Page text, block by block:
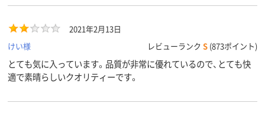
ず、この点だけは本当に使い勝手最悪です。引き出しの取っ手とい
普通ではないかと毎回残念に思います。
2021年2月13日
けい様
レビューランク S (873ポイント)
とても気に入っています。品質が非常に優れているので、とても快
適で素晴らしいクオリティーです。